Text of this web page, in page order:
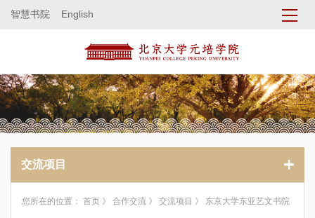
智慧书院 English
交流项目
您所在的位置： 首页 》 合作交流 》 交流项目 》 东京大学东亚艺文书院